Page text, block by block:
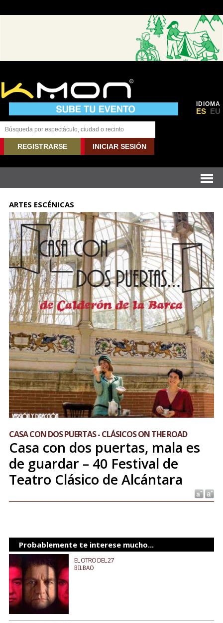
IDIOMA
ES EU
REGISTRARSE INICIAR SESIÓN
ARTES ESCÉNICAS
CASA CON DOS PUERTAS - CLÁSICOS ON THE ROAD
Casa con dos puertas, mala es
de guardar – 40 Festival de
Teatro Clásico de Alcántara
Probablemente te interese mucho...
EL OTRO DEL 27
BILBAO